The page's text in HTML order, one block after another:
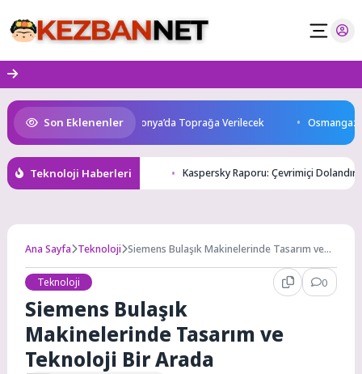
to
content
Son Eklenenler
Kaybetti: Kuzey Makedonya’da Toprağa Verilecek
Teknoloji Haberleri Kaspersky Raporu: Çevrimiçi
Ana Sayfa Teknoloji Siemens Bulaşık Makinelerinde Tasarım ve
Teknoloji
0
Siemens Bulaşık
Makinelerinde Tasarım ve
Teknoloji Bir Arada